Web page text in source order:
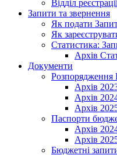
Відділ
Запити та звернення
Як подати
Як
Статистика:
Архів
Документи
Архів
Архів
Архів
Паспорти
Архів
Архів
Бюджетні